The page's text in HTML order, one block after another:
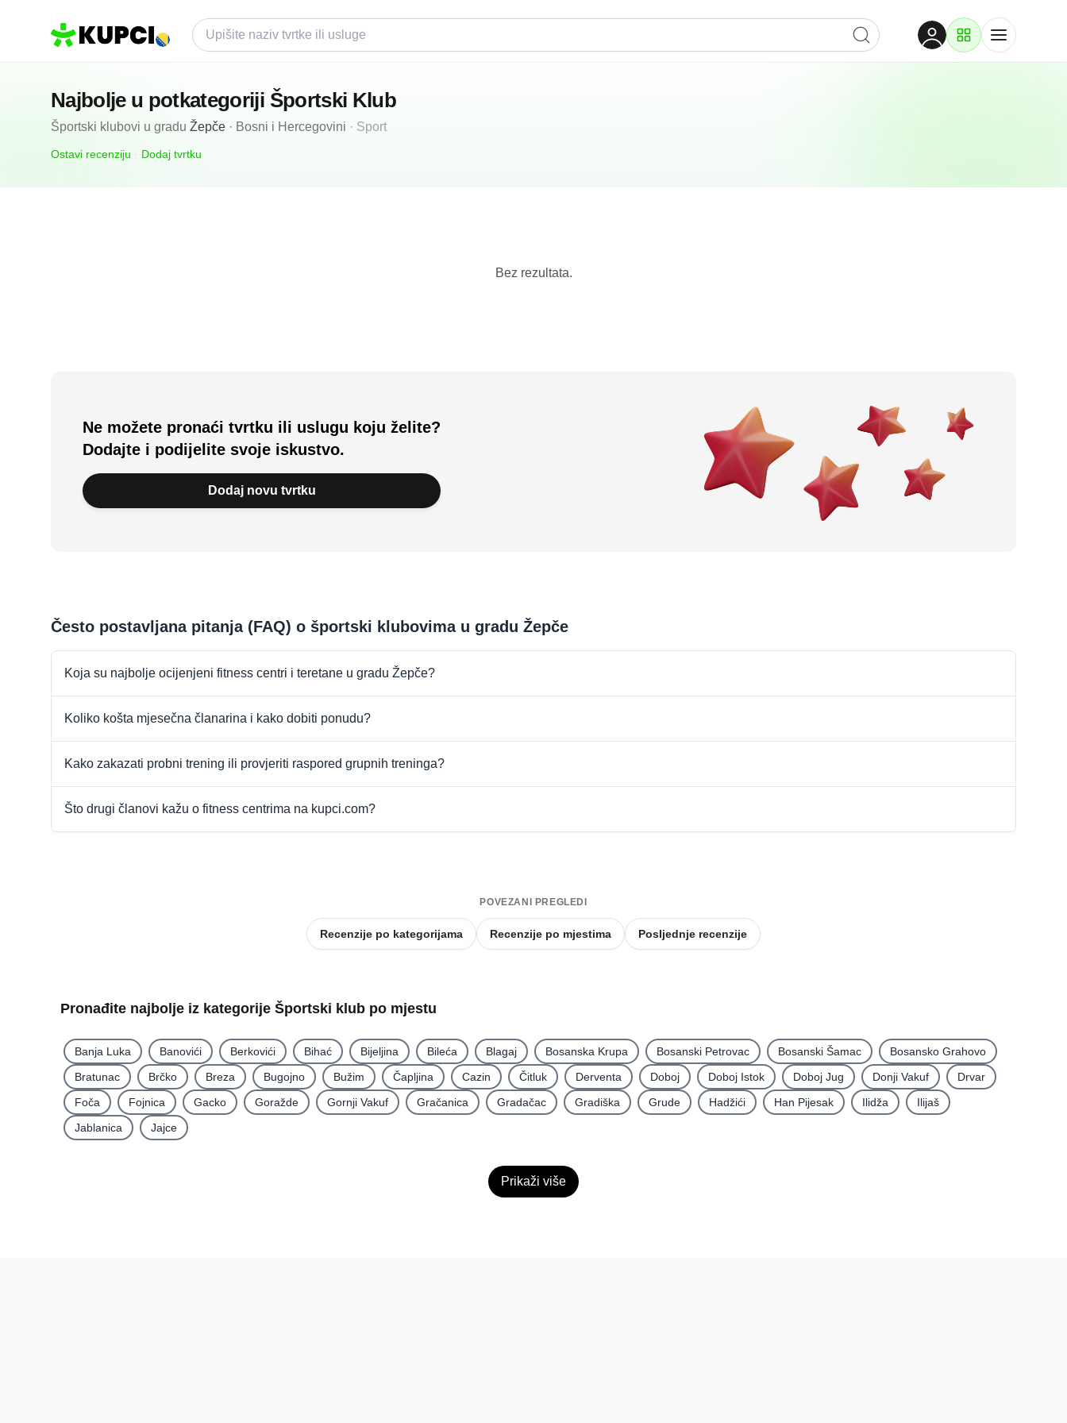
Posljednje recenzije
Dodaj tvrtku
Ostavi recenziju
Najbolje u potkategoriji Športski Klub
Športski klubovi u gradu Žepče · Bosni i Hercegovini · Sport
Ostavi recenziju · Dodaj tvrtku
Bez rezultata.
Ne možete pronaći tvrtku ili uslugu koju želite?
Dodajte i podijelite svoje iskustvo.
Dodaj novu tvrtku
Često postavljana pitanja (FAQ) o športski klubovima u gradu Žepče
Koja su najbolje ocijenjeni fitness centri i teretane u gradu Žepče?
Koliko košta mjesečna članarina i kako dobiti ponudu?
Kako zakazati probni trening ili provjeriti raspored grupnih treninga?
Što drugi članovi kažu o fitness centrima na kupci.com?
POVEZANI PREGLEDI
Recenzije po kategorijama Recenzije po mjestima Posljednje recenzije
Pronađite najbolje iz kategorije Športski klub po mjestu
Banja Luka Banovići Berkovići Bihać Bijeljina Bileća Blagaj Bosanska Krupa Bosanski Petrovac Bosanski Šamac
Bosansko Grahovo
Bratunac
Brčko Breza Bugojno Bužim Čapljina Cazin Čitluk Derventa Doboj Doboj Istok Doboj Jug Donji Vakuf
Drvar
Foča
Fojnica Gacko Goražde Gornji Vakuf Gračanica Gradačac Gradiška Grude Hadžići Han Pijesak Ilidža
Ilijaš
Jablanica
Jajce
Prikaži više